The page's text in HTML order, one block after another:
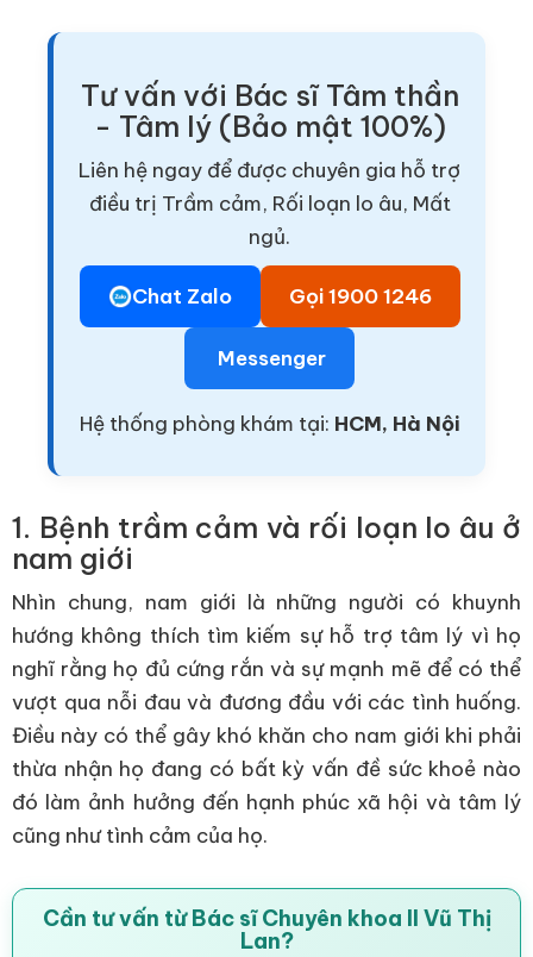
Tư vấn với Bác sĩ Tâm thần
- Tâm lý (Bảo mật 100%)
Liên hệ ngay để được chuyên gia hỗ trợ
điều trị Trầm cảm, Rối loạn lo âu, Mất
ngủ.
Chat Zalo Gọi 1900 1246
Messenger
Hệ thống phòng khám tại: HCM, Hà Nội
1. Bệnh trầm cảm và rối loạn lo âu ở
nam giới
Nhìn chung, nam giới là những người có khuynh
hướng không thích tìm kiếm sự hỗ trợ tâm lý vì họ
nghĩ rằng họ đủ cứng rắn và sự mạnh mẽ để có thể
vượt qua nỗi đau và đương đầu với các tình huống.
Điều này có thể gây khó khăn cho nam giới khi phải
thừa nhận họ đang có bất kỳ vấn đề sức khoẻ nào
đó làm ảnh hưởng đến hạnh phúc xã hội và tâm lý
cũng như tình cảm của họ.
Cần tư vấn từ Bác sĩ Chuyên khoa II Vũ Thị
Lan?